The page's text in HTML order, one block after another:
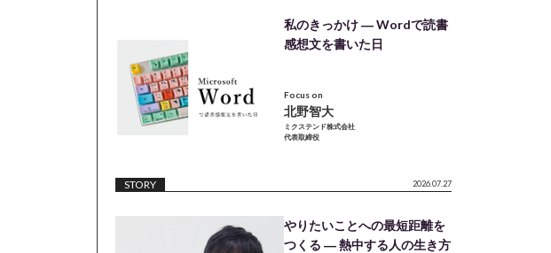
私のきっかけ ― Wordで読書
感想文を書いた日
Focus on
北野智大
ミクステンド株式会社
代表取締役
STORY 2026.07.27
やりたいことへの最短距離を
つくる ― 熱中する人の生き方